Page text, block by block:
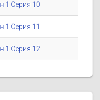
1 Серия 10
1 Серия 11
1 Серия 12